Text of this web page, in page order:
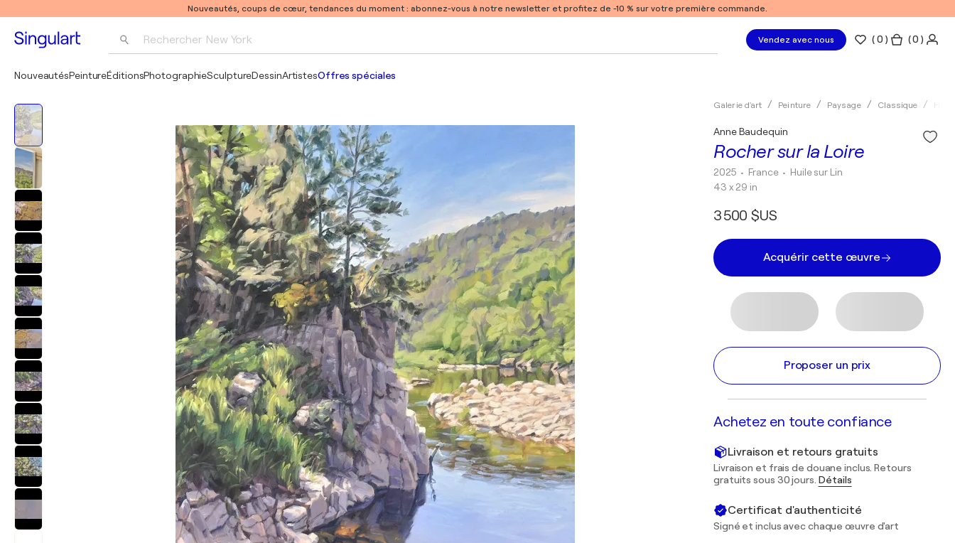
Nouveautés, coups de cœur, tendances du moment : abonnez-vous à notre newsletter et profitez de -10 % sur votre première commande.
Rechercher New York
Pablo Picasso
Vendez avec nous (0 ) ( 0 )
NouveautésPeintureÉditionsPhotographieSculptureDessinArtistesOffres spéciales
Galerie d'art Peinture Paysage Classique Huile
Rocher sur la Loire
Anne Baudequin
2025 • France • Huile sur Lin
43 x 29 in
3 500 $US
Acquérir cette œuvre
Proposer un prix
Achetez en toute confiance
Livraison et retours gratuits
Livraison et frais de douane inclus. Retours
gratuits sous 30 jours. Détails
Certificat d'authenticité
Signé et inclus avec chaque œuvre d'art